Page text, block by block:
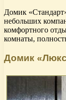
Домик
небольших
комфортного
комнаты,
Домик